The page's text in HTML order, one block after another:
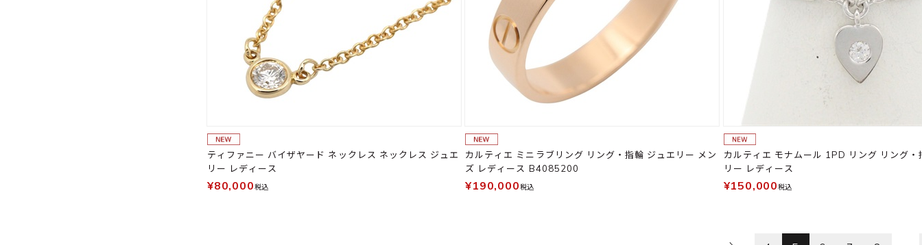
ティファニー バイザヤード ネックレス ネックレス ジュエ
リー レディース
¥80,000税込
カルティエ ミニラブリング リング・指輪 ジュエリー メン
ズ レディース B4085200
¥190,000税込
カルティエ モナムール 1PD リング リング・
リー レディース
¥150,000税込